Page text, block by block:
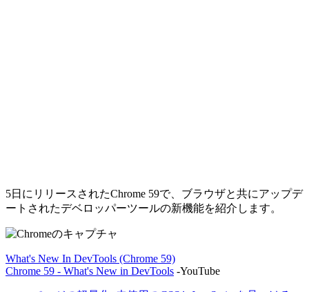
5日にリリースされたChrome 59で、ブラウザと共にアップデ
ートされたデベロッパーツールの新機能を紹介します。
What's New In DevTools (Chrome 59)
Chrome 59 - What's New in DevTools -YouTube